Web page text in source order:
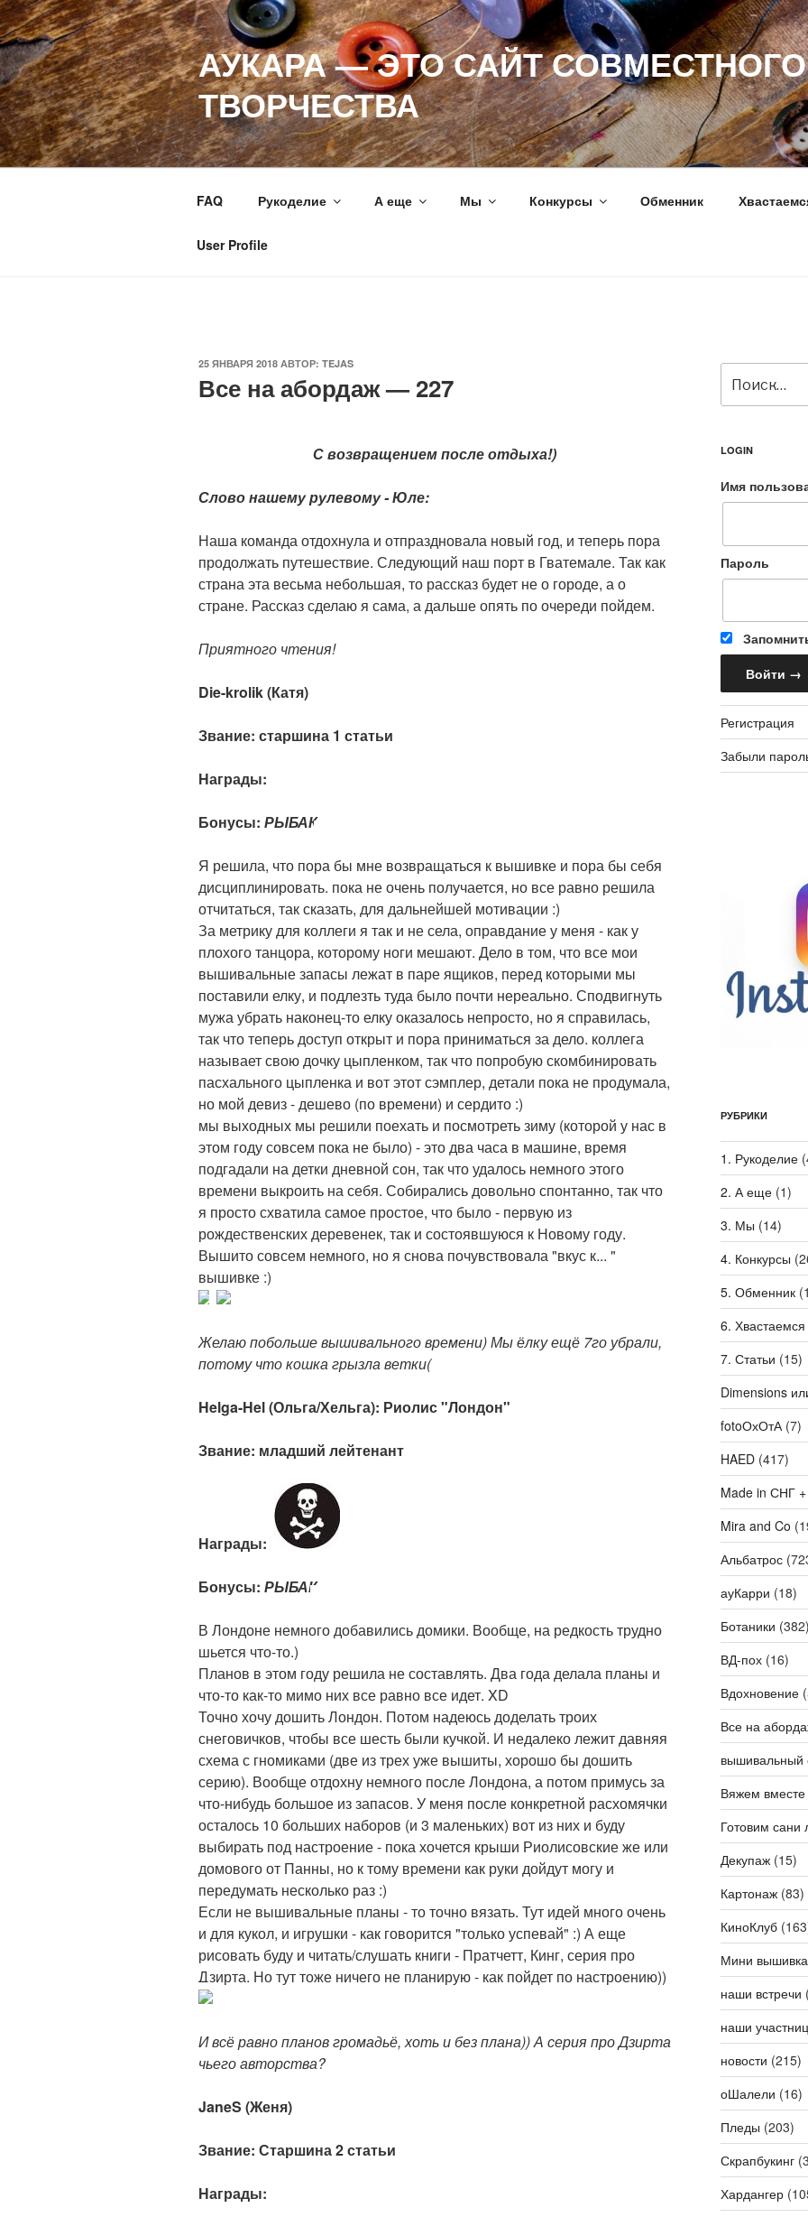
Перейти
к
содержимому
АУКАРА — ЭТО САЙТ СОВМЕСТНОГО
ТВОРЧЕСТВА
FAQ Рукоделие А еще Мы Конкурсы Обменник
User Profile
ОПУБЛИКОВАНО
25 ЯНВАРЯ 2018 АВТОР: TEJAS
Все на абордаж — 227
С возвращением после отдыха!)
Слово нашему рулевому - Юле:
Наша команда отдохнула и отпраздновала новый год, и теперь пора
продолжать путешествие. Следующий наш порт в Гватемале. Так как
страна эта весьма небольшая, то рассказ будет не о городе, а о
стране. Рассказ сделаю я сама, а дальше опять по очереди пойдем.
Приятного чтения!
Die-krolik (Катя)
Звание: старшина 1 статьи
Награды:
Бонусы: РЫБАК
Я решила, что пора бы мне возвращаться к вышивке и пора бы себя
дисциплинировать. пока не очень получается, но все равно решила
отчитаться, так сказать, для дальнейшей мотивации :)
За метрику для коллеги я так и не села, оправдание у меня - как у
плохого танцора, которому ноги мешают. Дело в том, что все мои
вышивальные запасы лежат в паре ящиков, перед которыми мы
поставили елку, и подлезть туда было почти нереально. Сподвигнуть
мужа убрать наконец-то елку оказалось непросто, но я справилась,
так что теперь доступ открыт и пора приниматься за дело. коллега
называет свою дочку цыпленком, так что попробую скомбинировать
пасхального цыпленка и вот этот сэмплер, детали пока не продумала,
но мой девиз - дешево (по времени) и сердито :)
мы выходных мы решили поехать и посмотреть зиму (которой у нас в
этом году совсем пока не было) - это два часа в машине, время
подгадали на детки дневной сон, так что удалось немного этого
времени выкроить на себя. Собирались довольно спонтанно, так что
я просто схватила самое простое, что было - первую из
рождественских деревенек, так и состоявшуюся к Новому году.
Вышито совсем немного, но я снова почувствовала "вкус к... "
вышивке :)
Желаю побольше вышивального времени) Мы ёлку ещё 7го убрали,
потому что кошка грызла ветки(
Helga-Hel (Ольга/Хельга): Риолис "Лондон"
Звание: младший лейтенант
Награды:
Бонусы: РЫБАК
В Лондоне немного добавились домики. Вообще, на редкость трудно
шьется что-то.)
Планов в этом году решила не составлять. Два года делала планы и
что-то как-то мимо них все равно все идет. XD
Точно хочу дошить Лондон. Потом надеюсь доделать троих
снеговичков, чтобы все шесть были кучкой. И недалеко лежит давняя
схема с гномиками (две из трех уже вышиты, хорошо бы дошить
серию). Вообще отдохну немного после Лондона, а потом примусь за
что-нибудь большое из запасов. У меня после конкретной расхомячки
осталось 10 больших наборов (и 3 маленьких) вот из них и буду
выбирать под настроение - пока хочется крыши Риолисовские же или
домового от Панны, но к тому времени как руки дойдут могу и
передумать несколько раз :)
Если не вышивальные планы - то точно вязать. Тут идей много очень
и для кукол, и игрушки - как говорится "только успевай" :) А еще
рисовать буду и читать/слушать книги - Пратчетт, Кинг, серия про
Дзирта. Но тут тоже ничего не планирую - как пойдет по настроению))
И всё равно планов громадьё, хоть и без плана)) А серия про Дзирта
чьего авторства?
JaneS (Женя)
Звание: Старшина 2 статьи
Награды:
LOGIN
Имя
Пароль
Регистрация
Забыли
РУБРИКИ
1. Рукоделие
2. А еще(1)
3. Мы (14)
4. Конкурсы
5. Обменник
6. Хвастаемся
7. Статьи (15)
Dimensions
fotoОхОтА(7)
HAED(417)
Made in СНГ
Mira and Co
Альбатрос
ауКарри (18)
Ботаники
ВД-пох(16)
Вдохновение
Все на
вышивальный
Вяжем вместе
Готовим сани
Декупаж(15)
Картонаж(83)
КиноКлуб
Мини вышивка
наши встречи
наши
новости (215)
оШалели (16)
Пледы (203)
Скрапбукинг
Хардангер